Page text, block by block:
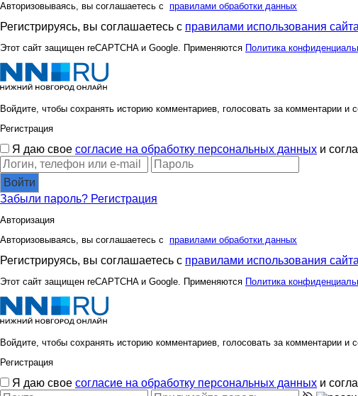
Авторизовываясь, вы соглашаетесь с правилами обработки данных
Регистрируясь, вы соглашаетесь с правилами использования сайта
Этот сайт защищен reCAPTCHA и Google. Применяются Политика
Войдите, чтобы сохранять историю комментариев, голосовать за комментарии и
Регистрация
Я даю свое согласие на обработку персональных данных и
Войти
Забыли пароль? Регистрация
Авторизация
Авторизовываясь, вы соглашаетесь с правилами обработки данных
Регистрируясь, вы соглашаетесь с правилами использования сайта
Этот сайт защищен reCAPTCHA и Google. Применяются Политика
Войдите, чтобы сохранять историю комментариев, голосовать за комментарии и
Регистрация
Я даю свое согласие на обработку персональных данных и